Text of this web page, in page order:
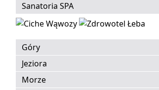
Sanatoria SPA
Góry
Jeziora
Morze